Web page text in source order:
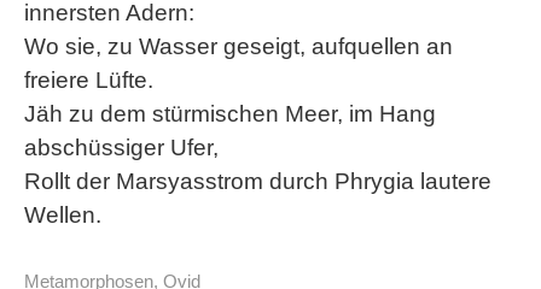
innersten Adern:
Wo sie, zu Wasser geseigt, aufquellen an
freiere Lüfte.
Jäh zu dem stürmischen Meer, im Hang
abschüssiger Ufer,
Rollt der Marsyasstrom durch Phrygia lautere
Wellen.
Metamorphosen, Ovid